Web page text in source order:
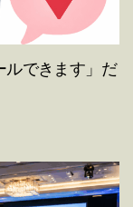
ルできます」だ